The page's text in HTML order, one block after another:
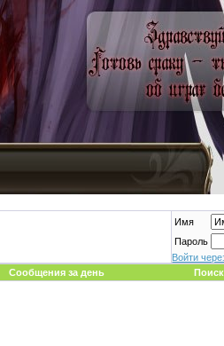
Имя
Пароль
Войти
Сообщения за день
Поиск